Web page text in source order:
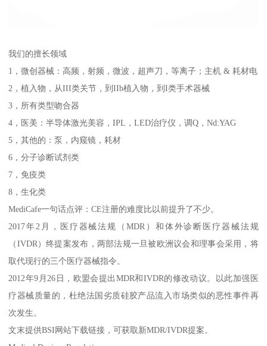
我们的擅长领域
1，微创器械：高频，射频，微波，超声刀，等离子；主机 & 耗材电
2，植入物，从III类关节，到IIb植入物，到I类手术器械
3，所有类型吻合器
4，医美：半导体激光美容，IPL，LED治疗仪，调Q，Nd:YAG
5，其他的：泵，内窥镜，耗材
6，分子诊断试剂类
7，免疫类
8，生化类
MediCafe一句话点评：CE注册的难度比以前提升了不少。
2017年2月，医疗器械法规（MDR）和体外诊断医疗器械法规
（IVDR）终提案发布，两部法规一旦被欧洲议会和理事会采用，将
取代现行的三个医疗器械指令。
2012年9月26日，欧盟会提出MDR和IVDR的修改动议。以此加强医
疗器械质量的，杜绝法国劣质硅胶产品流入市场类似的恶性事件再
次发生。
文末提供BSI网站下载链接，可获取新MDR/IVDR提案。